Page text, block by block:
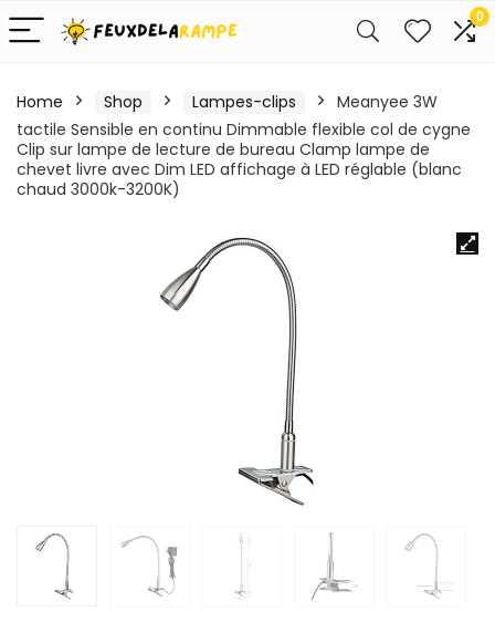
0
Home Shop Lampes-clips
Meanyee 3W
tactile Sensible en continu Dimmable flexible col de cygne
Clip sur lampe de lecture de bureau Clamp lampe de
chevet livre avec Dim LED affichage à LED réglable (blanc
chaud 3000k-3200K)